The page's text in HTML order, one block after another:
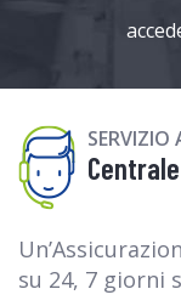
SERVIZIO
su 24, 7 giorni